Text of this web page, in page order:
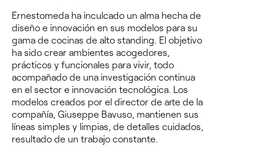
Ernestomeda ha inculcado un alma hecha de
diseño e innovación en sus modelos para su
gama de cocinas de alto standing. El objetivo
ha sido crear ambientes acogedores,
prácticos y funcionales para vivir, todo
acompañado de una investigación continua
en el sector e innovación tecnológica . Los
modelos creados por el director de arte de la
compañía, Giuseppe Bavuso, mantienen sus
líneas simples y limpias, de detalles cuidados,
resultado de un trabajo constante.